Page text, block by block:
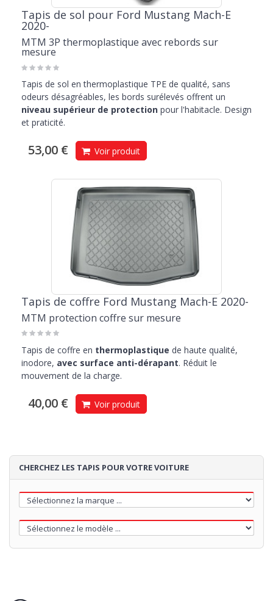
Tapis de sol pour Ford Mustang Mach-E
2020-
MTM 3P thermoplastique avec rebords sur
mesure
Tapis de sol en thermoplastique TPE de qualité, sans
odeurs désagréables, les bords surélevés offrent un
niveau supérieur de protection pour l'habitacle. Design
et praticité.
53,00 € Voir produit
Tapis de coffre Ford Mustang Mach-E 2020-
MTM protection coffre sur mesure
Tapis de coffre en thermoplastique de haute qualité,
inodore, avec surface anti-dérapant. Réduit le
mouvement de la charge.
40,00 € Voir produit
CHERCHEZ LES TAPIS POUR VOTRE VOITURE